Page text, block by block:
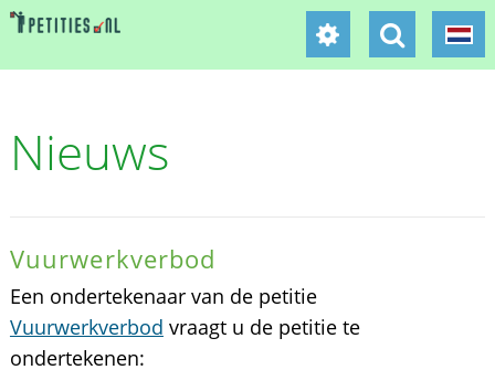
Nieuws
Vuurwerkverbod
Een ondertekenaar van de petitie
Vuurwerkverbod vraagt u de petitie te
ondertekenen: